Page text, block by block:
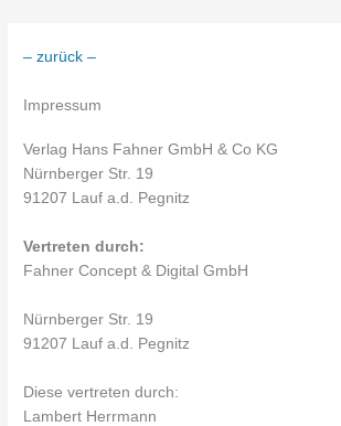
Inhalt– zurück –
Impressum
Verlag Hans Fahner GmbH & Co KG
Nürnberger Str. 19
91207 Lauf a.d. Pegnitz
Vertreten durch:
Fahner Concept & Digital GmbH
Nürnberger Str. 19
91207 Lauf a.d. Pegnitz
Diese vertreten durch:
Lambert Herrmann